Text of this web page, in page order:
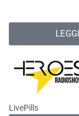
LivePills